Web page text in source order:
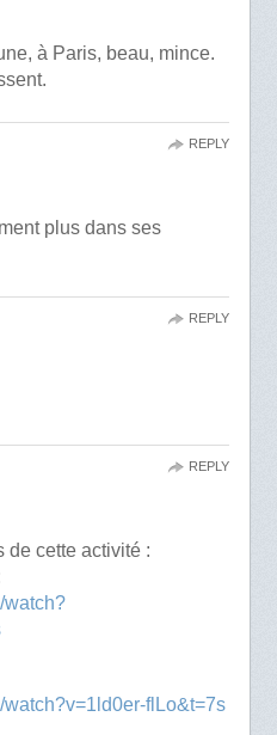
à Paris, beau, mince.
plus dans ses
REPLY
REPLY
de cette activité :
watch?
flLo&t=7s
REPLY